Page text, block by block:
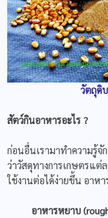
วัตถุดิ
สัตว์กินอาหารอะไร ?
ก่อนอื่นเรามาทำความรู้จั
ว่าวัสดุทางการเกษตรแ
ใช้งานต่อได้ง่ายขึ้น อาห
อาหารหยาบ